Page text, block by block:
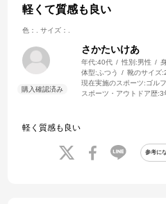
軽くて質感も良い
色：. サイズ：.
さかたいけあ
年代:40代 性別:男性
体型: ふつう 靴のサイズ:
現在実施のスポーツ:ゴルフ
スポーツ・アウトドア歴:3
軽く質感も良い
参考に